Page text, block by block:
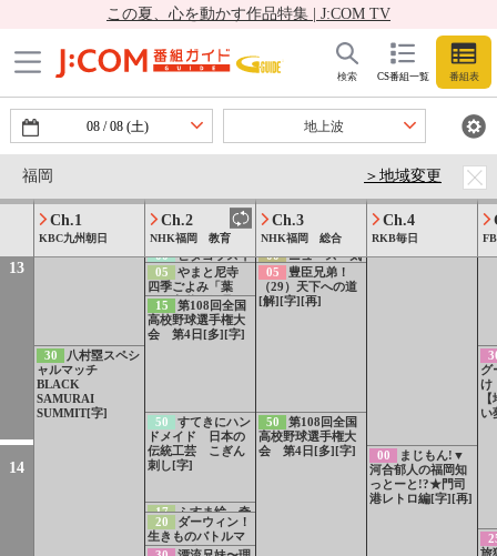
この夏、心を動かす作品特集 | J:COM TV
CS番組一覧 番組表
検索
08 / 08 (土) 地上波
福岡 ＞地域変更
Ch.1
KBC九州朝日
Ch.2
NHK福岡 教育
Ch.3
NHK福岡 総合
Ch.4
RKB毎日
12
13
14
ANNニュース
ワイド!スク
ランブル サタデ
30
八村塁スペシ
ャルマッチ
BLACK
SAMURAI
SUMMIT[字]
してたの？[字]
ース[手]
00
みんなDEど
ーもくん！367愛
後編 ゲスト：ビ
ックスモールン
[字][再]
30
すくすく子育
[字]
00
ピタゴラスイ
ッチ ミニ▽くね
くね人まちがいさ
がし▽きょうのス
レスレ[字]
05
やまと尼寺
四季ごよみ「葉
月 立秋・処暑」
[字]
15
第108回全国
高校野球選手権大
会 第4日[多][字]
50
すてきにハン
ドメイド 日本の
伝統工芸 こぎん
刺し[字]
17
ふすま絵 奇
跡の再会[字]
20
ダーウィン！
生きものバトルマ
スターズ ぷりぷ
ニュース[字]
州沖縄）探検ファクト
リー えのきたけ
45
【連続テレビ
小説】風、薫る
土曜ダイジェスト
版 第19週[字][再]
00
ニュース・気
象情報[字]
05
豊臣兄弟！
（29）天下への道
[解][字][再]
50
第108回全国
高校野球選手権大
会 第4日[多][字]
45
[字]
王様のブラン
チ[字] 富士急ハイ
ランド&よみうり
ランドを攻略▽上
田竜也&ナダル
00
まじもん!▼
河合郁人の福岡知
っとーと!?★門司
港レトロ編[字][再]
[
る
グ
け
い
旅